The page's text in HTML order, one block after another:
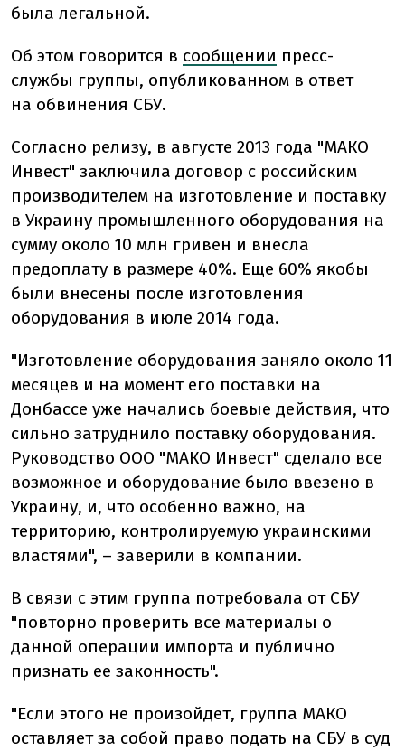
была легальной.
Об этом говорится в сообщении пресс-
службы группы, опубликованном в ответ
на обвинения СБУ.
Согласно релизу, в августе 2013 года "МАКО
Инвест" заключила договор с российским
производителем на изготовление и поставку
в Украину промышленного оборудования на
сумму около 10 млн гривен и внесла
предоплату в размере 40%. Еще 60% якобы
были внесены после изготовления
оборудования в июле 2014 года.
"Изготовление оборудования заняло около 11
месяцев и на момент его поставки на
Донбассе уже начались боевые действия, что
сильно затруднило поставку оборудования.
Руководство ООО "МАКО Инвест" сделало все
возможное и оборудование было ввезено в
Украину, и, что особенно важно, на
территорию, контролируемую украинскими
властями", – заверили в компании.
В связи с этим группа потребовала от СБУ
"повторно проверить все материалы о
данной операции импорта и публично
признать ее законность".
"Если этого не произойдет, группа МАКО
оставляет за собой право подать на СБУ в суд